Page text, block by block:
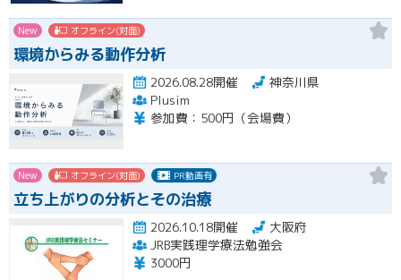
New オフライン(対面)
環境からみる動作分析
2026.08.28開催
神奈川県
Plusim
参加費：500円（会場費）
New オフライン(対面) PR動画有
立ち上がりの分析とその治療
2026.10.18開催
大阪府
JRB実践理学療法勉強会
3000円